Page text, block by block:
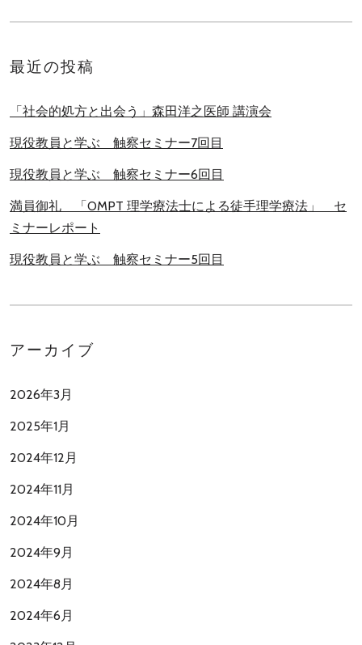
最近の投稿
「社会的処方と出会う」森田洋之医師 講演会
現役教員と学ぶ 触察セミナー7回目
現役教員と学ぶ 触察セミナー6回目
満員御礼 「OMPT 理学療法士による徒手理学療法」 セ
ミナーレポート
現役教員と学ぶ 触察セミナー5回目
アーカイブ
2026年3月
2025年1月
2024年12月
2024年11月
2024年10月
2024年9月
2024年8月
2024年6月